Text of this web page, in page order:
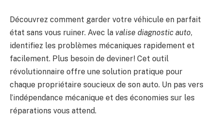
Découvrez comment garder votre véhicule en parfait
état sans vous ruiner. Avec la valise diagnostic auto,
identifiez les problèmes mécaniques rapidement et
facilement. Plus besoin de deviner! Cet outil
révolutionnaire offre une solution pratique pour
chaque propriétaire soucieux de son auto. Un pas vers
l’indépendance mécanique et des économies sur les
réparations vous attend.